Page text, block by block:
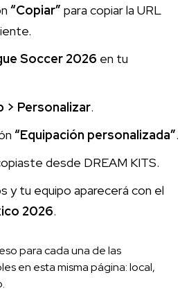
“Copiar” para copiar la URL
Soccer 2026 en tu
> Personalizar.
“Equipación personalizada”.
desde DREAM KITS.
y tu equipo aparecerá con el
2026.
para cada una de las
en esta misma página: local,